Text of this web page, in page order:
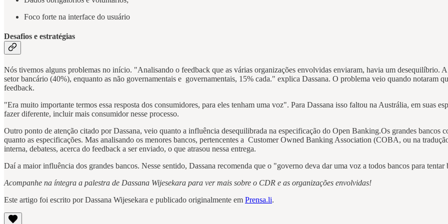
Foco forte na interface do usuário
Desafios e estratégias
Nós tivemos alguns problemas no início. "Analisando o feedback que as várias organizações envolvidas enviaram, havia um desequilíbrio.
setor bancário (40%), enquanto as não governamentais e governamentais, 15% cada." explica Dassana. O problema veio quando notaram
feedback.
"Era muito importante termos essa resposta dos consumidores, para eles tenham uma voz". Para Dassana isso faltou na Austrália, em suas
fazer diferente, incluir mais consumidor nesse processo.
Outro ponto de atenção citado por Dassana, veio quanto a influência desequilibrada na especificação do Open Banking.Os grandes
quanto as especificações. Mas analisando os menores bancos, pertencentes a Customer Owned Banking Association (COBA, ou na
interna, debatess, acerca do feedback a ser enviado, o que atrasou nessa entrega.
Daí a maior influência dos grandes bancos. Nesse sentido, Dassana recomenda que o "governo deva dar uma voz a todos bancos para
Acompanhe na íntegra a palestra de Dassana Wijesekara para ver mais sobre o CDR e as organizações envolvidas!
Este artigo foi escrito por Dassana Wijesekara e publicado originalmente em Prensa.li.